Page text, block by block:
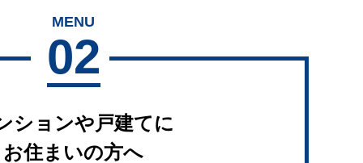
MENU
02
ションや戸建てに
お住まいの方へ